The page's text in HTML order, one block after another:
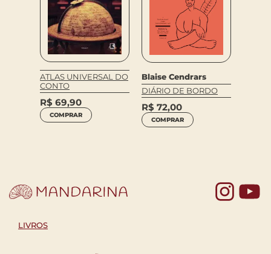
ATLAS UNIVERSAL DO
CONTO
R$ 69,90
COMPRAR
Blaise Cendrars
DIÁRIO DE BORDO
R$ 72,00
COMPRAR
LIVROS